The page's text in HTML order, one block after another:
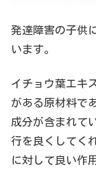
発達障害の子供
います。
イチョウ葉エキ
がある原材料で
成分が含まれて
行を良くしてく
に対して良い作